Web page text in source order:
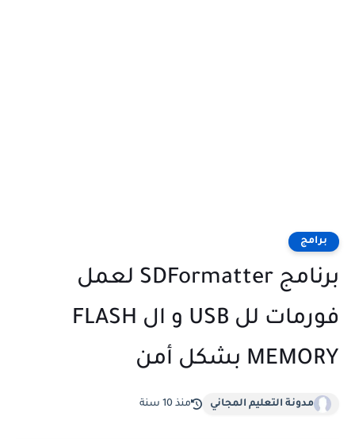
برامج
برنامج SDFormatter لعمل
فورمات لل USB و ال FLASH
MEMORY بشكل أمن
مدونة التعليم المجاني منذ 10 سنة